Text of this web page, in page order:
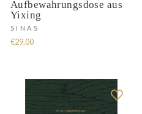
Aufbewahrungsdose aus
Yixing
SINAS
€29,00